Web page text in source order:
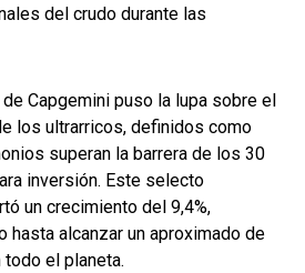
del crudo durante las
Capgemini puso la lupa sobre el
los ultrarricos, definidos como
superan la barrera de los 30
inversión. Este selecto
un crecimiento del 9,4%,
hasta alcanzar un aproximado de
el planeta.